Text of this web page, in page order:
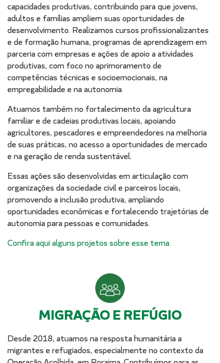
capacidades produtivas, contribuindo para que jovens,
adultos e famílias ampliem suas oportunidades de
desenvolvimento. Realizamos cursos profissionalizantes
e de formação humana, programas de aprendizagem em
parceria com empresas e ações de apoio a atividades
produtivas, com foco no aprimoramento de
competências técnicas e socioemocionais, na
empregabilidade e na autonomia.
Atuamos também no fortalecimento da agricultura
familiar e de cadeias produtivas locais, apoiando
agricultores, pescadores e empreendedores na melhoria
de suas práticas, no acesso a oportunidades de mercado
e na geração de renda sustentável.
Essas ações são desenvolvidas em articulação com
organizações da sociedade civil e parceiros locais,
promovendo a inclusão produtiva, ampliando
oportunidades econômicas e fortalecendo trajetórias de
autonomia para pessoas e comunidades.
Confira aqui alguns projetos sobre esse tema.
MIGRAÇÃO E REFÚGIO
Desde 2018, atuamos na resposta humanitária a
migrantes e refugiados, especialmente no contexto da